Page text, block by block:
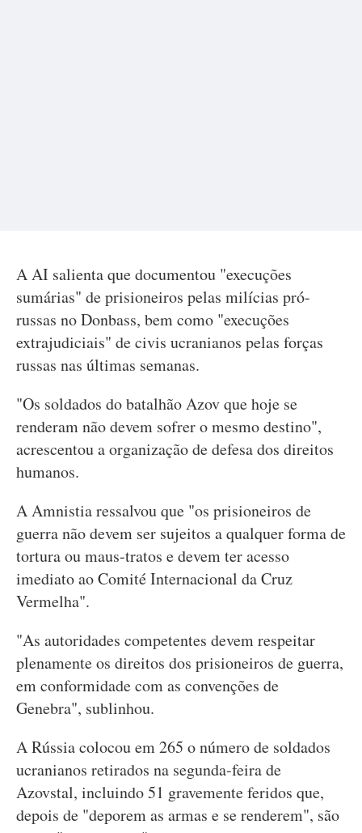
A AI salienta que documentou "execuções
sumárias" de prisioneiros pelas milícias pró-
russas no Donbass, bem como "execuções
extrajudiciais" de civis ucranianos pelas forças
russas nas últimas semanas.
"Os soldados do batalhão Azov que hoje se
renderam não devem sofrer o mesmo destino",
acrescentou a organização de defesa dos direitos
humanos.
A Amnistia ressalvou que "os prisioneiros de
guerra não devem ser sujeitos a qualquer forma de
tortura ou maus-tratos e devem ter acesso
imediato ao Comité Internacional da Cruz
Vermelha".
"As autoridades competentes devem respeitar
plenamente os direitos dos prisioneiros de guerra,
em conformidade com as convenções de
Genebra", sublinhou.
A Rússia colocou em 265 o número de soldados
ucranianos retirados na segunda-feira de
Azovstal, incluindo 51 gravemente feridos que,
depois de "deporem as armas e se renderem", são